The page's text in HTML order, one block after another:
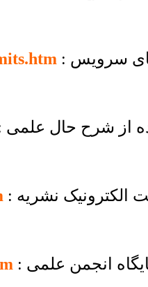
از شرح حال علمی
الکترونیک نشریه
انجمن علمی